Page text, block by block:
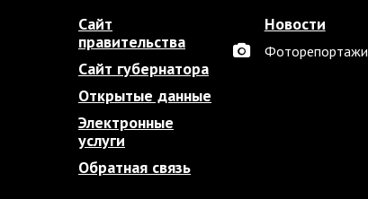
Сайт
правительства
Сайт губернатора
Открытые данные
Электронные
услуги
Обратная связь
Новости
Фоторепортажи